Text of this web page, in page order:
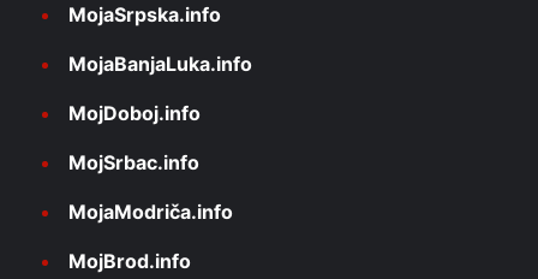
MojaSrpska.info
MojaBanjaLuka.info
MojDoboj.info
MojSrbac.info
MojaModriča.info
MojBrod.info